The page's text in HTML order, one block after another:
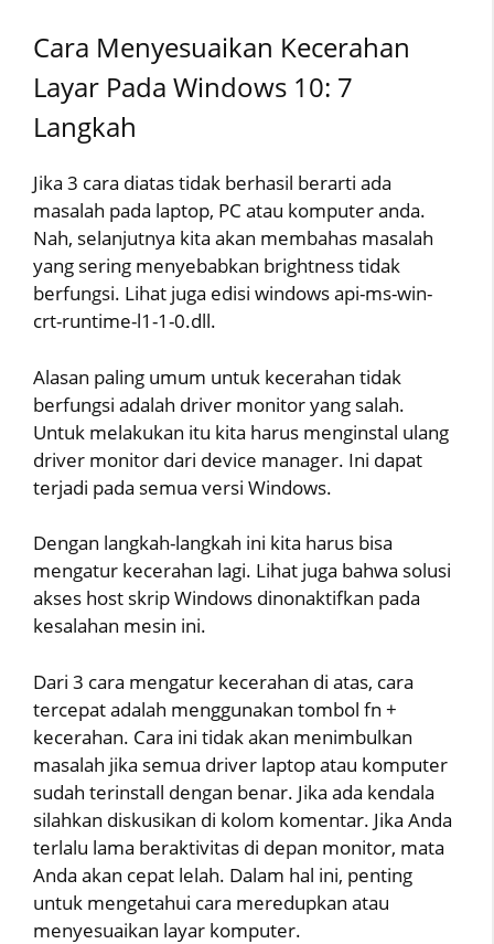
Cara Menyesuaikan Kecerahan
Layar Pada Windows 10: 7
Langkah
Jika 3 cara diatas tidak berhasil berarti ada
masalah pada laptop, PC atau komputer anda.
Nah, selanjutnya kita akan membahas masalah
yang sering menyebabkan brightness tidak
berfungsi. Lihat juga edisi windows api-ms-win-
crt-runtime-l1-1-0.dll.
Alasan paling umum untuk kecerahan tidak
berfungsi adalah driver monitor yang salah.
Untuk melakukan itu kita harus menginstal ulang
driver monitor dari device manager. Ini dapat
terjadi pada semua versi Windows.
Dengan langkah-langkah ini kita harus bisa
mengatur kecerahan lagi. Lihat juga bahwa solusi
akses host skrip Windows dinonaktifkan pada
kesalahan mesin ini.
Dari 3 cara mengatur kecerahan di atas, cara
tercepat adalah menggunakan tombol fn +
kecerahan. Cara ini tidak akan menimbulkan
masalah jika semua driver laptop atau komputer
sudah terinstall dengan benar. Jika ada kendala
silahkan diskusikan di kolom komentar. Jika Anda
terlalu lama beraktivitas di depan monitor, mata
Anda akan cepat lelah. Dalam hal ini, penting
untuk mengetahui cara meredupkan atau
menyesuaikan layar komputer.